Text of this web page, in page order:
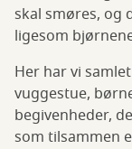
skal smøres, og
ligesom
Her har vi
vuggestue,
begivenheder,
som tilsammen